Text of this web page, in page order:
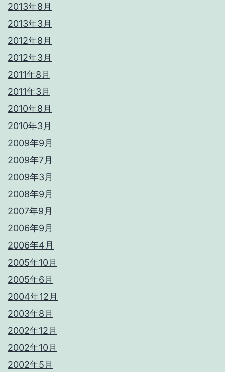
2013年8月
2013年3月
2012年8月
2012年3月
2011年8月
2011年3月
2010年8月
2010年3月
2009年9月
2009年7月
2009年3月
2008年9月
2007年9月
2006年9月
2006年4月
2005年10月
2005年6月
2004年12月
2003年8月
2002年12月
2002年10月
2002年5月